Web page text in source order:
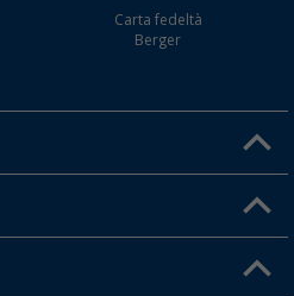
Carta fedeltà
Berger